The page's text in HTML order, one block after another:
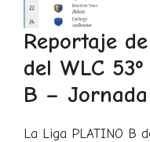
Reportaje
del WLC
B –
La Liga PLATINO B